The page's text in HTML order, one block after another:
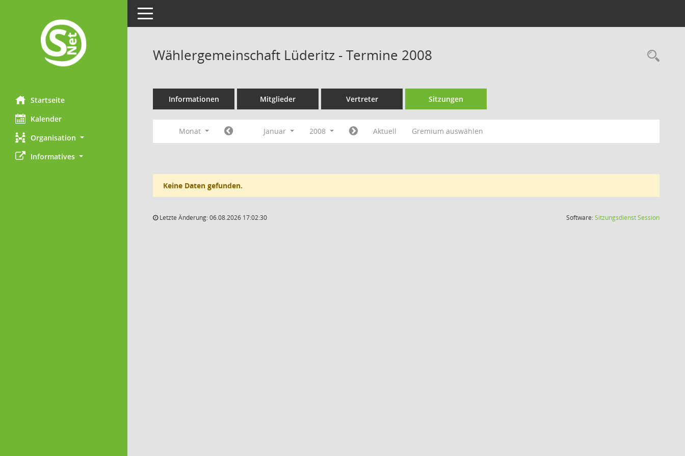
Startseite
Kalender
Organisation
Informatives
Toggle navigation
Wählergemeinschaft Lüderitz - Termine 2008
Informationen Mitglieder Vertreter Sitzungen
Monat Januar 2008 Aktuell Gremium auswählen
Keine Daten gefunden.
Letzte Änderung: 06.08.2026 17:02:30 Software:SitzungsdienstSession(Wird in